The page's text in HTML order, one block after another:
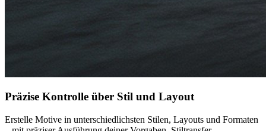
Präzise Kontrolle über Stil und Layout
Erstelle Motive in unterschiedlichsten Stilen, Layouts und Formaten